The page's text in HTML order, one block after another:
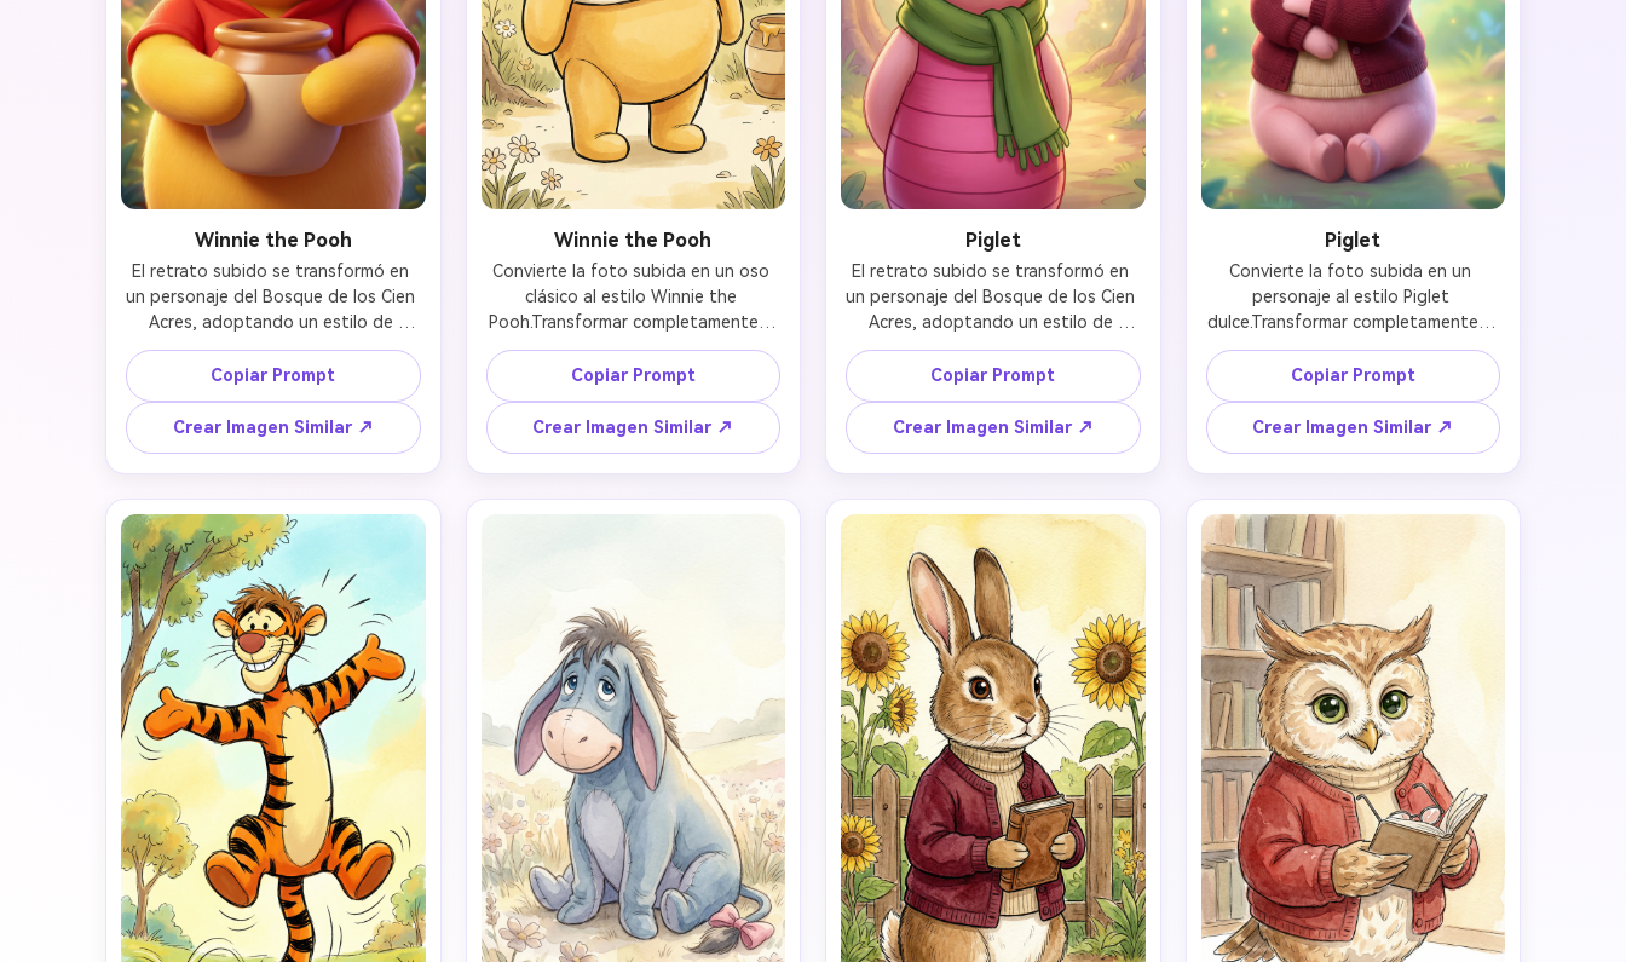
Winnie the Pooh
El retrato subido se transformó en
un personaje del Bosque de los Cien
Acres, adoptando un estilo de
animación 3D moderno similar a la
película animada de Disney de 2011
*Winnie the Pooh*. Presenta pelaje
brillante y suave, color cel ligero,
tonos vibrantes pero suaves en
pastel, ojos brillantes, una adorable
proporción corporal redondeada y
una expresión cálida y feliz. El fondo
resplandece con una sutil luz mágica
del bosque, creando una atmósfera
saludable, feliz y cálida: la foto de
perfil perfecta para redes sociales.
Los detalles son ricos, con la pose y
el lenguaje corporal coincidiendo
perfectamente con la imagen de
referencia, incluyendo la posición de
los brazos, la inclinación de la
cabeza, la postura de las piernas y
la expresión facial. Como Winnie the
Pooh en sí, oso gordito y amarillo
con camiseta roja pequeña,
sosteniendo una olla de miel, sonrisa
tranquila, soñolienta y gentil,
ambiente relajado de "qué
problema".
Copiar Prompt
Crear Imagen Similar ↗
Winnie the Pooh
Convierte la foto subida en un oso
clásico al estilo Winnie the
Pooh.Transformar completamente a
la persona en un oso cálido,
redondo y amante de la miel, con
formas suaves y una expresión
amistosa y gentil.Usa el estilo
clásico de animación infantil e
ilustración de cuento con texturas
de acuarela y líneas limpias.La paleta
atmósfera suave de cuento.Sin
realismo, sin rasgos humanos, sin 3D,
Copiar Prompt
Crear Imagen Similar ↗
Piglet
El retrato subido se transformó en
un personaje del Bosque de los Cien
Acres, adoptando un estilo de
animación 3D moderno similar a la
película animada de Disney de 2011
*Winnie the Pooh*. Presenta pelaje
brillante y suave, color cel ligero,
tonos vibrantes pero suaves en
pastel, ojos chispeantes, proporción
corporal redondeada y adorable, y
una expresión cálida y feliz. El fondo
resplandece con una luz mágica de
bosque, creando un ambiente sano,
feliz y cálido: el perfil perfecto para
redes sociales. Los detalles son
ricos, con la pose y lenguaje corporal
coincidiendo perfectamente con la
imagen de referencia, incluyendo la
posición de brazo, inclinación de
cabeza, postura de pierna y
expresión facial. Piglet, un cerdito
rosa con bufanda verde o camiseta
rosa a rayas, tiene ojos chispeantes,
parece preocupado y valiente,
nervioso y lindo, irradiando timidez,
lealtad, ansiedad y fuerza.
Copiar Prompt
Crear Imagen Similar ↗
Piglet
Convierte la foto subida en un
personaje al estilo Piglet
dulce.Transformar completamente a
la persona en un cerdito pequeño y
rosa con orejas grandes delicadas,
expresión tímida pero gentil y
rasgos redondeados simples.Usa el
estilo clásico de animación infantil y
cuento con acuarelas.Colores suaves
pastel, luz cálida y ambiente
calmado y reconfortante.El
personaje debe transmitir
sensibilidad, dulzura y ternura.Fondo
mínimo de cuento, limpio y
acogedor.Sin rostro humano, sin
realismo, sin 3D, sin estilo de
Copiar Prompt
Crear Imagen Similar ↗